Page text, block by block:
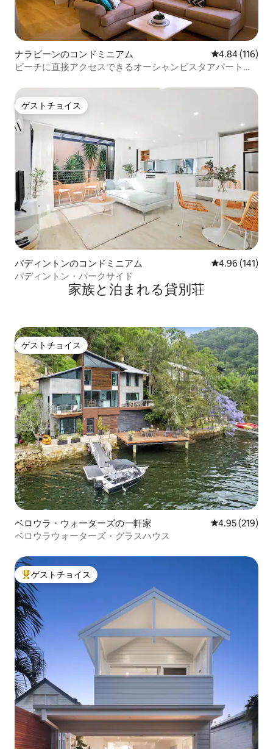
ナラビーンのコンドミニアム レビュー116
4.84 (116)
ビーチに直接アクセスできるオーシャンビスタアパートメ
ゲストチョイス
ゲストチョイス
パディントンのコンドミニアム レビュー141
4.96 (141)
パディントン・パークサイド
家族と泊まれる貸別荘
ゲストチョイス
ゲストチョイス
ベロウラ・ウォーターズの一軒家 レビュー219
4.95 (219)
ベロウラウォーターズ・グラスハウス
大好評のゲストチョイスです。
ゲストチョイス